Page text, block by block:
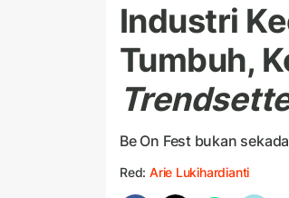
Industri
Tumbuh,
Be On Fest bukan
Red: Arie Lukihardianti